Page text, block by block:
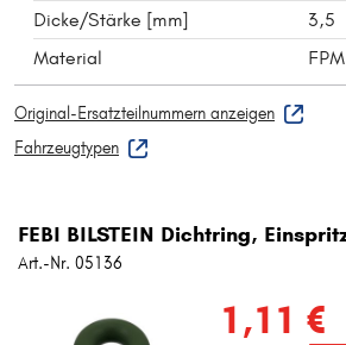
Dicke/Stärke [mm]
3,5
Material
Original-Ersatzteilnummern anzeigen
Fahrzeugtypen
FEBI BILSTEIN Dichtring,
Art.-Nr. 05136
1,11 €